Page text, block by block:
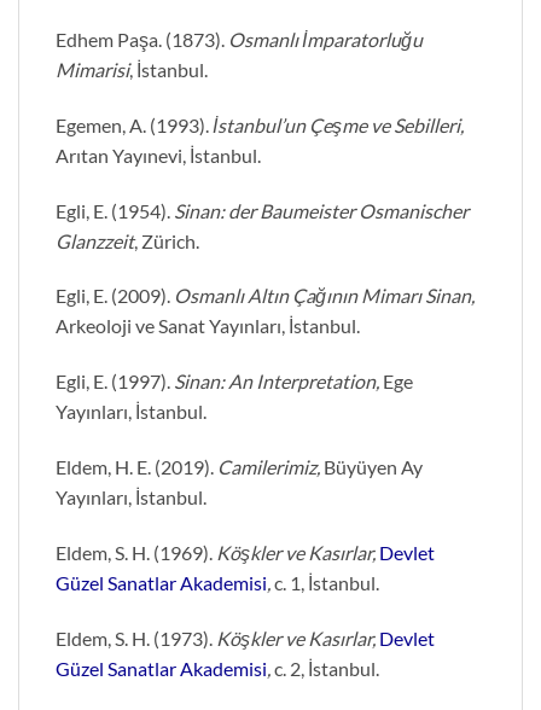
Edhem Paşa. (1873).Osmanlı İmparatorluğu
Mimarisi, İstanbul.
Egemen, A. (1993). İstanbul’un Çeşme ve Sebilleri,
Arıtan Yayınevi, İstanbul.
Egli, E. (1954). Sinan: der Baumeister Osmanischer
Glanzzeit, Zürich.
Egli, E. (2009). Osmanlı Altın Çağının Mimarı Sinan,
Arkeoloji ve Sanat Yayınları, İstanbul.
Egli, E. (1997). Sinan: An Interpretation, Ege
Yayınları, İstanbul.
Eldem, H. E. (2019). Camilerimiz, Büyüyen Ay
Yayınları, İstanbul.
Eldem, S. H. (1969). Köşkler ve Kasırlar, Devlet
Güzel Sanatlar Akademisi c. 1, İstanbul.
Eldem, S. H. (1973). Köşkler ve Kasırlar, Devlet
Güzel Sanatlar Akademisi c. 2, İstanbul.